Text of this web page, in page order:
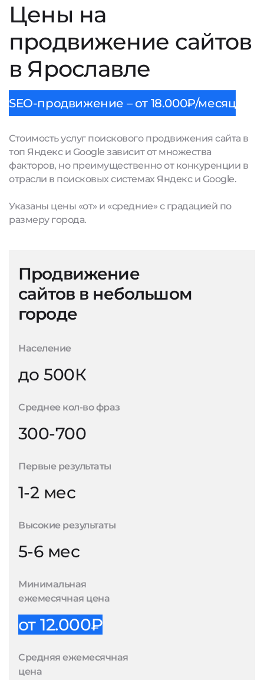
Цены на
продвижение сайтов
в Ярославле
SEO-продвижение – от 18.000₽/месяц
Стоимость услуг поискового продвижения сайта в
топ Яндекс и Google зависит от множества
факторов, но преимущественно от конкуренции в
отрасли в поисковых системах Яндекс и Google.
Указаны цены «от» и «средние» с градацией по
размеру города.
Продвижение
сайтов в небольшом
городе
Население
до 500К
Среднее кол-во фраз
300-700
Первые результаты
1-2 мес
Высокие результаты
5-6 мес
Минимальная
ежемесячная цена
от 12.000₽
Средняя ежемесячная
цена